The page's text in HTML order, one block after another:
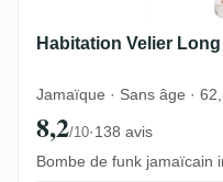
Habitation Velier
Jamaïque · Sans âge ·
8,2/10·138 avis
Bombe de funk jamaïcain